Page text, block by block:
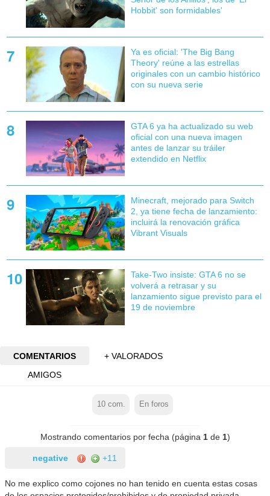
Hobbit' son formidables'
Ya es oficial: 'The Big Bang
Theory' reúne a las estrellas
originales con un cambio histórico
con su nueva serie
GTA 6 ya ha actualizado su web
oficial con una nueva imagen
antes de lanzar su tráiler
extendido en Netflix
Minecraft, mejorado para Switch
2, ya tiene fecha de lanzamiento:
incluirá la renovación gráfica
Vibrant Visuals
Take-Two insiste: GTA 6 no se
volverá a retrasar y su
lanzamiento sigue previsto para el
19 de noviembre
COMENTARIOS
+ VALORADOS
AMIGOS
10com. En foros
Mostrando comentarios por fecha (página 1de 1)
negative +11
No me explico como cojones no han tenido en cuenta estas cosas